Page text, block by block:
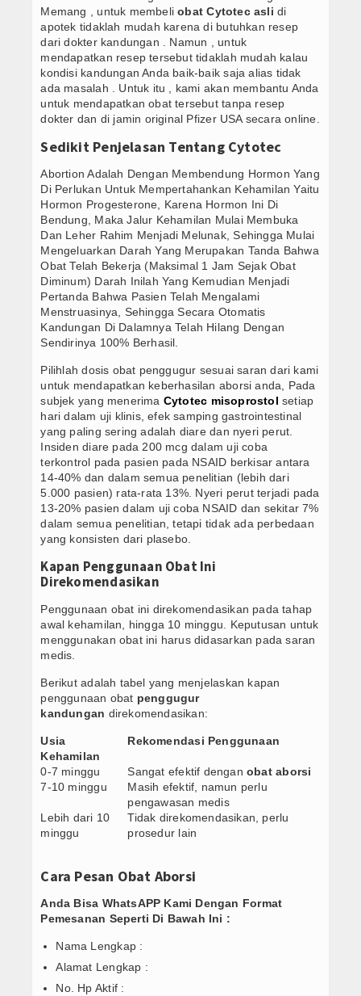
Memang , untuk membeliobat Cytotec asli di
apotek tidaklah mudah karena di butuhkan resep
dari dokter kandungan . Namun , untuk
mendapatkan resep tersebut tidaklah mudah kalau
kondisi kandungan Anda baik-baik saja alias tidak
ada masalah . Untuk itu , kami akan membantu Anda
untuk mendapatkan obat tersebut tanpa resep
dokter dan di jamin original Pfizer USA secara online.
Sedikit Penjelasan Tentang Cytotec
Abortion Adalah Dengan Membendung Hormon Yang
Di Perlukan Untuk Mempertahankan Kehamilan Yaitu
Hormon Progesterone, Karena Hormon Ini Di
Bendung, Maka Jalur Kehamilan Mulai Membuka
Dan Leher Rahim Menjadi Melunak, Sehingga Mulai
Mengeluarkan Darah Yang Merupakan Tanda Bahwa
Obat Telah Bekerja (Maksimal 1 Jam Sejak Obat
Diminum) Darah Inilah Yang Kemudian Menjadi
Pertanda Bahwa Pasien Telah Mengalami
Menstruasinya, Sehingga Secara Otomatis
Kandungan Di Dalamnya Telah Hilang Dengan
Sendirinya 100% Berhasil.
Pilihlah dosis obat penggugur sesuai saran dari kami
untuk mendapatkan keberhasilan aborsi anda, Pada
subjek yang menerima Cytotec misoprostol setiap
hari dalam uji klinis, efek samping gastrointestinal
yang paling sering adalah diare dan nyeri perut.
Insiden diare pada 200 mcg dalam uji coba
terkontrol pada pasien pada NSAID berkisar antara
14-40% dan dalam semua penelitian (lebih dari
5.000 pasien) rata-rata 13%. Nyeri perut terjadi pada
13-20% pasien dalam uji coba NSAID dan sekitar 7%
dalam semua penelitian, tetapi tidak ada perbedaan
yang konsisten dari plasebo.
Kapan Penggunaan Obat Ini
Direkomendasikan
Penggunaan obat ini direkomendasikan pada tahap
awal kehamilan, hingga 10 minggu. Keputusan untuk
menggunakan obat ini harus didasarkan pada saran
medis.
Berikut adalah tabel yang menjelaskan kapan
penggunaan obat penggugur
kandungan direkomendasikan:
Usia
Kehamilan
Rekomendasi Penggunaan
0-7 minggu Sangat efektif denganobat aborsi
7-10 minggu
Masih efektif, namun perlu
pengawasan medis
Lebih dari 10
minggu
Tidak direkomendasikan, perlu
prosedur lain
Cara Pesan Obat Aborsi
Anda Bisa WhatsAPP Kami Dengan Format
Pemesanan Seperti Di Bawah Ini :
Nama Lengkap :
Alamat Lengkap :
No. Hp Aktif :